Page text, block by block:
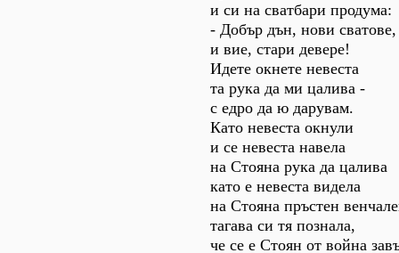
и си на сватбари продума:
- Добър дън, нови сватове,
и вие, стари девере!
Идете окнете невеста
та рука да ми цалива -
с едро да ю дарувам.
Като невеста окнули
и се невеста навела
на Стояна рука да цалива
като е невеста видела
на Стояна пръстен
тагава си тя познала,
че се е Стоян от война